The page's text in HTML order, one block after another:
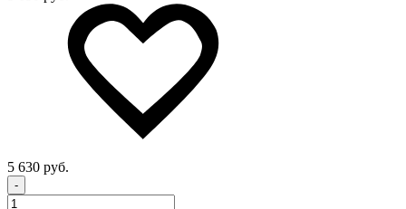
5 630 руб.
-